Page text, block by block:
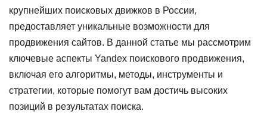
крупнейших поисковых движков в России,
предоставляет уникальные возможности для
продвижения сайтов. В данной статье мы рассмотрим
ключевые аспекты Yandex поискового продвижения,
включая его алгоритмы, методы, инструменты и
стратегии, которые помогут вам достичь высоких
позиций в результатах поиска.